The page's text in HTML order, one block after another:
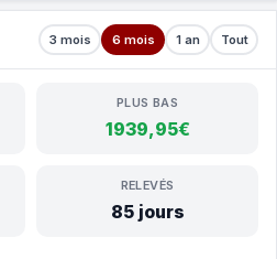
3 mois 6 mois 1 an Tout
PLUS BAS
1939,95€
RELEVÉS
85 jours